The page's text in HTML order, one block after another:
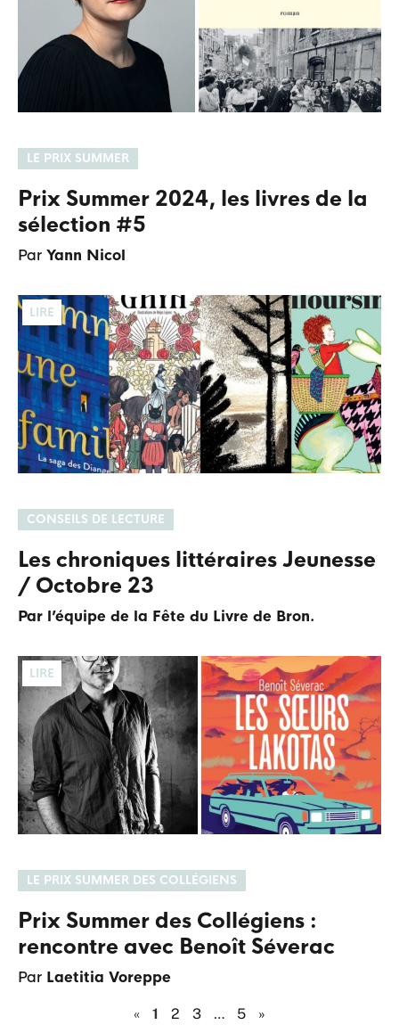
LE PRIX SUMMER
Prix Summer 2024, les livres de la
sélection #5
Par Yann Nicol
LIRE
CONSEILS DE LECTURE
Les chroniques littéraires Jeunesse
/ Octobre 23
Par l’équipe de la Fête du Livre de Bron.
LIRE
LE PRIX SUMMER DES COLLÉGIENS
Prix Summer des Collégiens :
rencontre avec Benoît Séverac
Par Laetitia Voreppe
« 1 2 3 … 5 »